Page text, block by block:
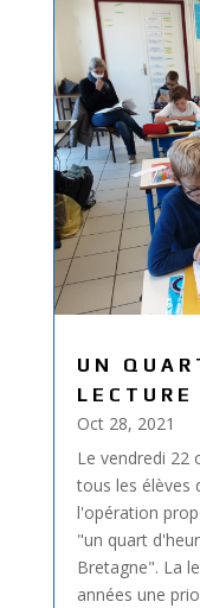
UN
LECTURE
Oct 28, 2021
Le vendredi 22
tous les élèves
l'opération
"un quart
Bretagne". La
années une